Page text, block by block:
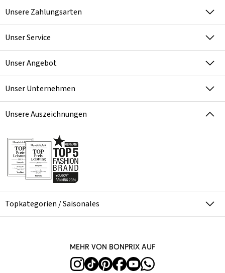
Unsere Zahlungsarten
Unser Service
Unser Angebot
Unser Unternehmen
Unsere Auszeichnungen
Topkategorien / Saisonales
Mehr von bonprix auf